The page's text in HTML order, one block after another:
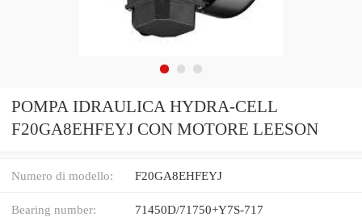
POMPA IDRAULICA HYDRA-CELL
F20GA8EHFEYJ CON MOTORE LEESON
Numero di modello: F20GA8EHFEYJ
Bearing number: 71450D/71750+Y7S-717